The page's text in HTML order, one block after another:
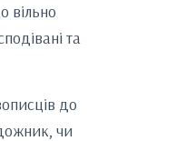
вільно
та
до
чи